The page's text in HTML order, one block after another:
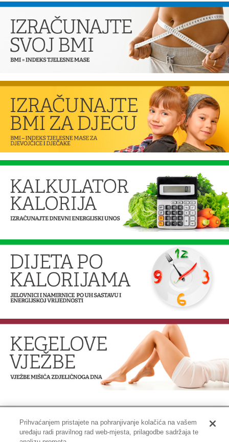
Prihvaćanjem pristajete na pohranjivanje kolačića na vašem
uređaju radi pravilnog rad web-mjesta, prilagodbe sadržaja te